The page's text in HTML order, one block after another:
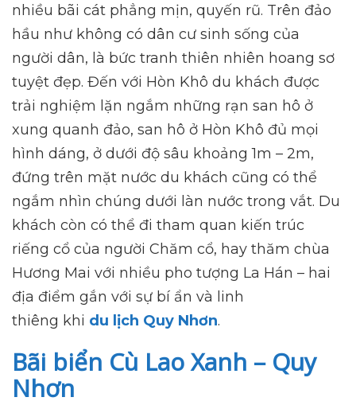
nhiều bãi cát phẳng mịn, quyến rũ. Trên đảo
hầu như không có dân cư sinh sống của
người dân, là bức tranh thiên nhiên hoang sơ
tuyệt đẹp. Đến với Hòn Khô du khách được
trải nghiệm lặn ngắm những rạn san hô ở
xung quanh đảo, san hô ở Hòn Khô đủ mọi
hình dáng, ở dưới độ sâu khoảng 1m – 2m,
đứng trên mặt nước du khách cũng có thể
ngắm nhìn chúng dưới làn nước trong vắt. Du
khách còn có thể đi tham quan kiến trúc
riếng cổ của người Chăm cổ, hay thăm chùa
Hương Mai với nhiều pho tượng La Hán – hai
địa điểm gắn với sự bí ẩn và linh
thiêng khi du lịch Quy Nhơn.
Bãi biển Cù Lao Xanh – Quy
Nhơn